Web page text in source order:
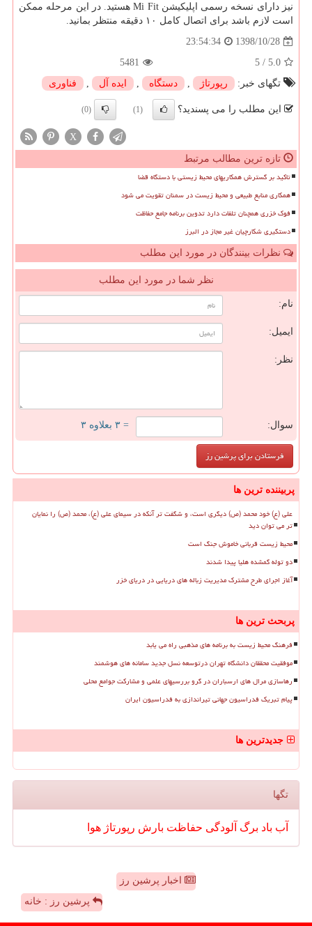
نیز دارای نسخه رسمی اپلیکیشن Mi Fit هستید. در این مرحله ممکن
است لازم باشد برای اتصال کامل ۱۰ دقیقه منتظر بمانید.
1398/10/28
23:54:34
5.0
/
5
5481
تگهای خبر:
رپورتاژ , دستگاه , ایده آل , فناوری
این مطلب را می پسندید؟ (1)
(0)
X
تازه ترین مطالب مرتبط
تاکید بر گسترش همکاریهای محیط زیستی با دستگاه قضا
همکاری منابع طبیعی و محیط زیست در سمنان تقویت می شود
فوک خزری همچنان تلفات دارد تدوین برنامه جامع حفاظت
دستگیری شکارچیان غیر مجاز در البرز
نظرات بینندگان در مورد این مطلب
نظر شما در مورد این مطلب
نام:
ایمیل:
نظر:
سوال: = ۳ بعلاوه ۳
پربیننده ترین ها
علی (ع) خود محمد (ص) دیگری است، و شگفت تر آنکه در سیمای علی (ع)، محمد (ص) را نمایان
تر می توان دید
محیط زیست قربانی خاموش جنگ است
دو توله گمشده هلیا پیدا شدند
آغاز اجرای طرح مشترک مدیریت زباله های دریایی در دریای خزر
پربحث ترین ها
فرهنگ محیط زیست به برنامه های مذهبی راه می یابد
موفقیت محققان دانشگاه تهران درتوسعه نسل جدید سامانه های هوشمند
رهاسازی مرال های ارسباران در گرو بررسیهای علمی و مشارکت جوامع محلی
پیام تبریک فدراسیون جهانی تیراندازی به فدراسیون ایران
جدیدترین ها
تگها
آب باد برگ آلودگی حفاظت بارش رپورتاژ هوا
اخبار پرشین رز
پرشین رز : خانه